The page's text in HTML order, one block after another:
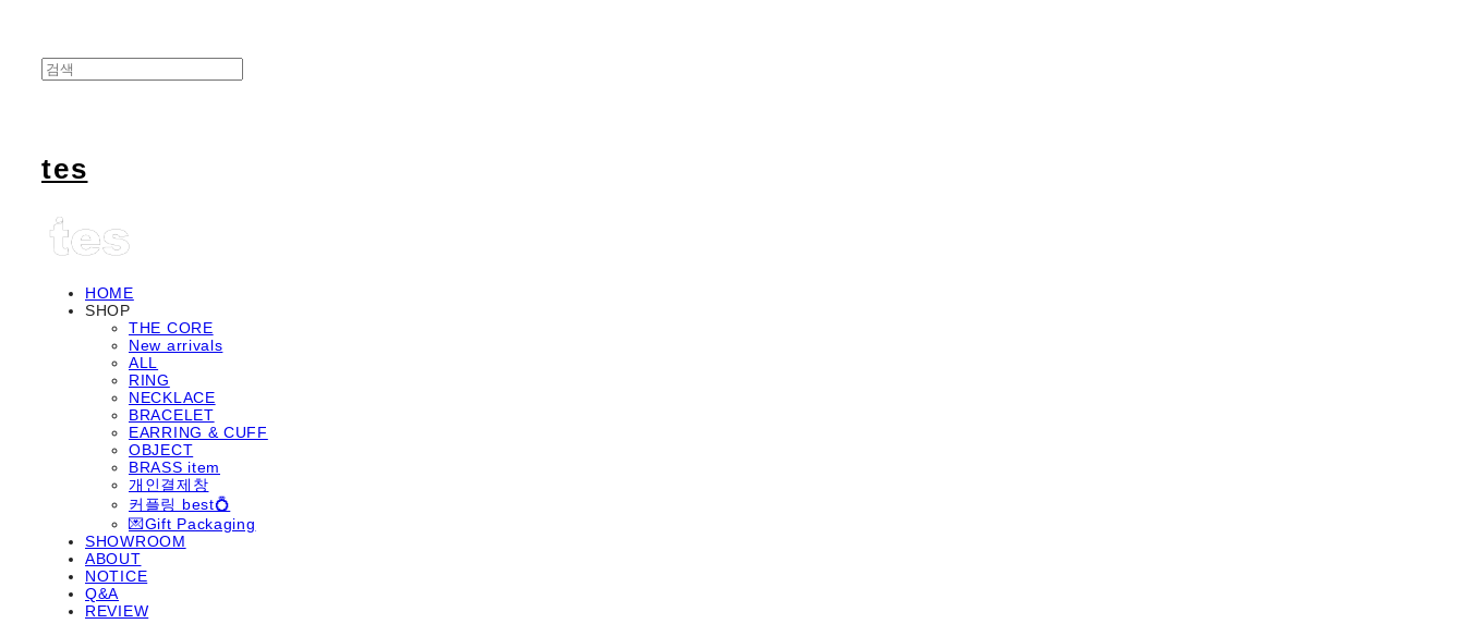
tes
HOME
SHOP
THE CORE
New arrivals
ALL
RING
NECKLACE
BRACELET
EARRING & CUFF
OBJECT
BRASS item
개인결제창
커플링 best💍
💌Gift Packaging
SHOWROOM
ABOUT
NOTICE
Q&A
REVIEW